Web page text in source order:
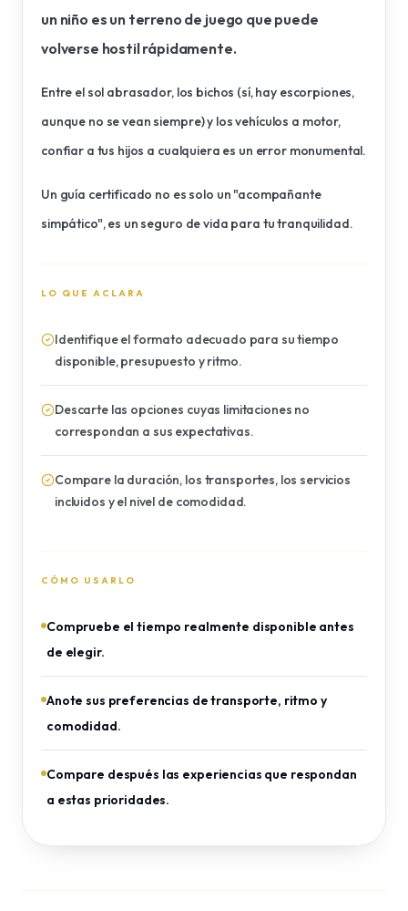
un niño es un terreno de juego que puede
volverse hostil rápidamente.
Entre el sol abrasador, los bichos (sí, hay escorpiones,
aunque no se vean siempre) y los vehículos a motor,
confiar a tus hijos a cualquiera es un error monumental.
Un guía certificado no es solo un "acompañante
simpático", es un seguro de vida para tu tranquilidad.
LO QUE ACLARA
Identifique el formato adecuado para su tiempo
disponible, presupuesto y ritmo.
Descarte las opciones cuyas limitaciones no
correspondan a sus expectativas.
Compare la duración, los transportes, los servicios
incluidos y el nivel de comodidad.
CÓMO USARLO
Compruebe el tiempo realmente disponible antes
de elegir.
Anote sus preferencias de transporte, ritmo y
comodidad.
Compare después las experiencias que respondan
a estas prioridades.